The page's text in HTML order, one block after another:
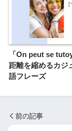
「On peut se
距離を縮めるカジ
語フレーズ
前の記事